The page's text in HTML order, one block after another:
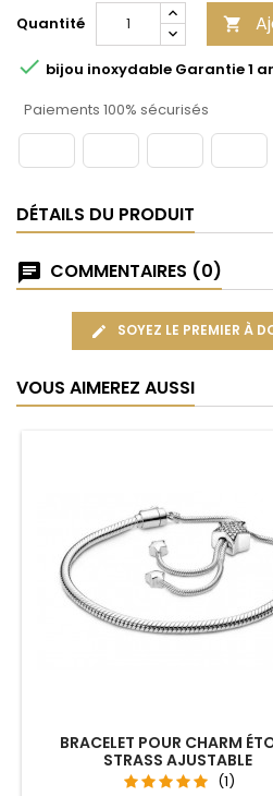
Quantité

 bijou inoxydable Garantie 1
Paiements 100% sécurisés
DÉTAILS DU PRODUIT
COMMENTAIRES (0)
SOYEZ LE PREMIER À
VOUS AIMEREZ AUSSI
BRACELET POUR CHARM
STRASS AJUSTABLE
(1)